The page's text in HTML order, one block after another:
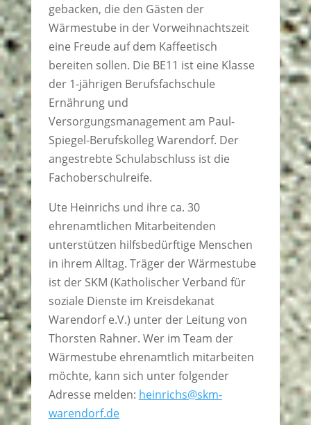
gebacken, die den Gästen der
Wärmestube in der Vorweihnachtszeit
eine Freude auf dem Kaffeetisch
bereiten sollen. Die BE11 ist eine Klasse
der 1-jährigen Berufsfachschule
Ernährung und
Versorgungsmanagement am Paul-
Spiegel-Berufskolleg Warendorf. Der
angestrebte Schulabschluss ist die
Fachoberschulreife.
Ute Heinrichs und ihre ca. 30
ehrenamtlichen Mitarbeitenden
unterstützen hilfsbedürftige Menschen
in ihrem Alltag. Träger der Wärmestube
ist der SKM (Katholischer Verband für
soziale Dienste im Kreisdekanat
Warendorf e.V.) unter der Leitung von
Thorsten Rahner. Wer im Team der
Wärmestube ehrenamtlich mitarbeiten
möchte, kann sich unter folgender
Adresse melden: heinrichs@skm-
warendorf.de